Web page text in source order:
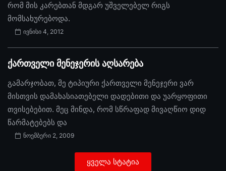
რომ მის კარებთან მდგარ უშველებელ რიგს
მომსახურებოდა.
ივნისი 4, 2012
ქართველი მენეჯერის აღსარება
გამარჯობათ, მე ტიპიური ქართველი მენეჯერი ვარ
მისთვის დამახასიათებელი დადებითი და უარყოფითი
თვისებებით. მეც მინდა, რომ სწრაფად მივაღწიო დიდ
წარმატებებს და
ნოემბერი 2, 2009
ყველა სტატია